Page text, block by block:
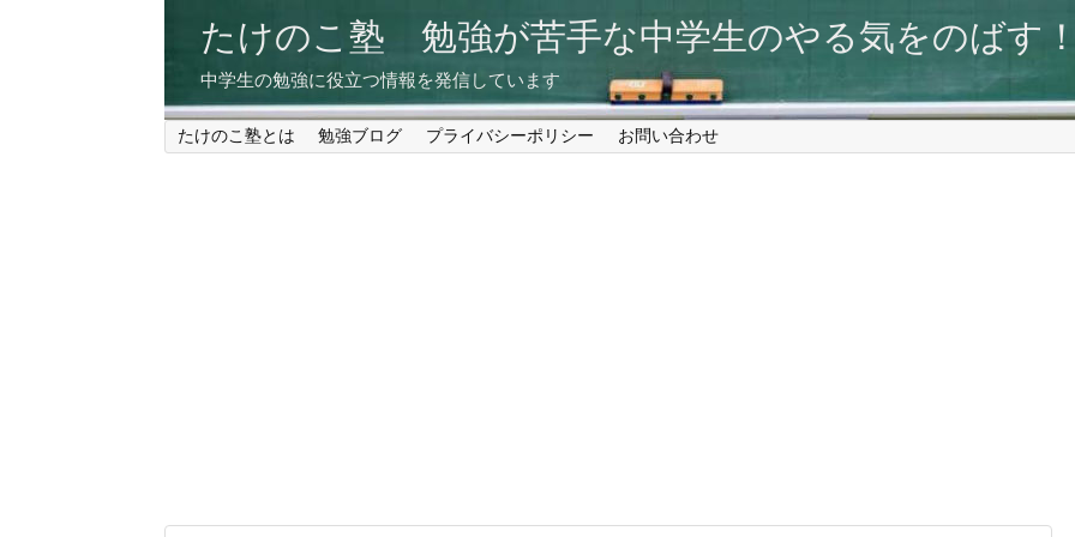
たけのこ塾 勉強が苦手な中学生のやる気をのば
中学生の勉強に役立つ情報を発信しています
たけのこ塾とは 勉強ブログ プライバシーポリシー お問い合わせ